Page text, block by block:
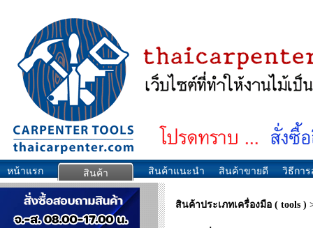
หน้าแรก สินค้า สินค้าแนะนำ สินค้าขายดี วิธีกา
สินค้าประเภทเครื่องมือ ( tools )